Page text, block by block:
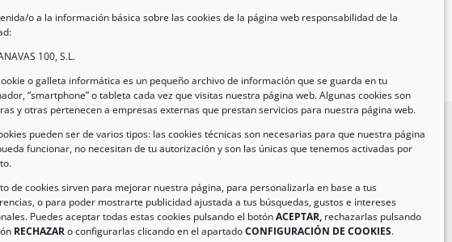
o a la información básica sobre las cookies de la página web responsabilidad de la
100, S.L.
o galleta informática es un pequeño archivo de información que se guarda en tu
“smartphone” o tableta cada vez que visitas nuestra página web. Algunas cookies son
y otras pertenecen a empresas externas que prestan servicios para nuestra página web.
pueden ser de varios tipos: las cookies técnicas son necesarias para que nuestra página
funcionar, no necesitan de tu autorización y son las únicas que tenemos activadas por
de cookies sirven para mejorar nuestra página, para personalizarla en base a tus
o para poder mostrarte publicidad ajustada a tus búsquedas, gustos e intereses
Puedes aceptar todas estas cookies pulsando el botónACEPTAR, rechazarlas pulsando
RECHAZARo configurarlas clicando en el apartadoCONFIGURACIÓN DE COOKIES.
Información de Contacto
Dirección:C/ Iglesia, 17 – CP 02246
Navas de Jorquera – Albacete (España)
Tel:(+34) 967 48 22 15